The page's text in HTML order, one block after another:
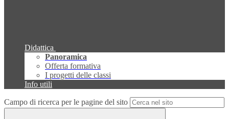
Didattica
Panoramica
Offerta formativa
I progetti delle classi
Info utili
Campo di ricerca per le pagine del sito